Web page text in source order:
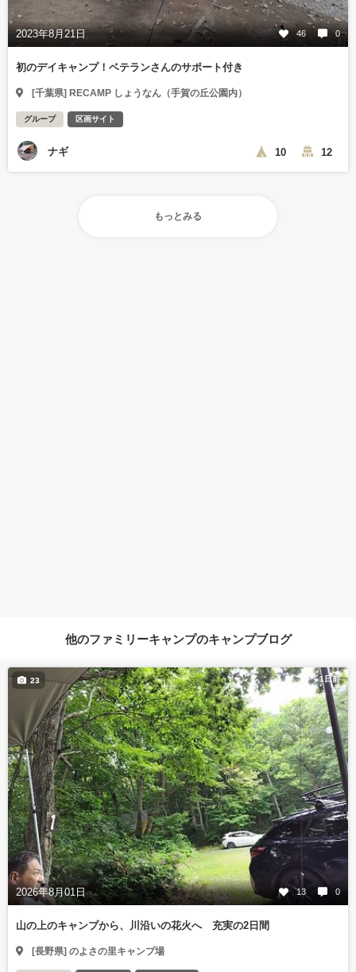
2023年8月21日 46 0
初のデイキャンプ！ベテランさんのサポート付き
[千葉県] RECAMP しょうなん（手賀の丘公園内）
グループ 区画サイト
ナギ 10 12
もっとみる
他のファミリーキャンプのキャンプブログ
1日前
2026年8月01日 13 0
23
山の上のキャンプから、川沿いの花火へ 充実の2日間
[長野県] のよさの里キャンプ場